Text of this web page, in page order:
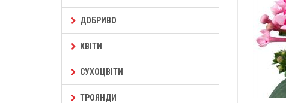
ДОБРИВО
КВІТИ
СУХОЦВІТИ
ТРОЯНДИ